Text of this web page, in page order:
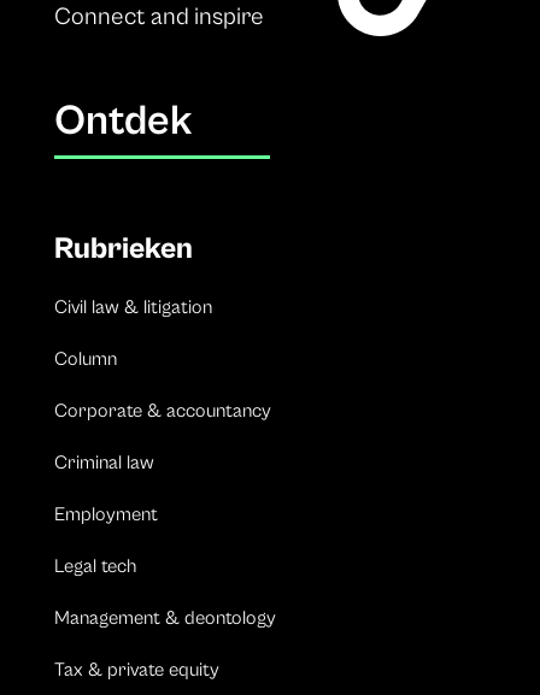
Connect and inspire
Ontdek
Rubrieken
Civil law & litigation
Column
Corporate & accountancy
Criminal law
Employment
Legal tech
Management & deontology
Tax & private equity